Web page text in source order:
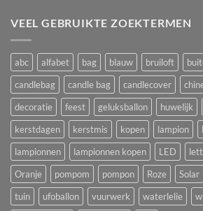
VEEL GEBRUIKTE ZOEKTERMEN
abc alfabet bag blauw bruiloft
candlebag
candle bag candlecover
decoratie
feest geluksballon huwelijk
kerstdagen
kerstmis kopen lampion
lampionnen
lampionnen kopen LED
Oranje
pompom pompon Roze Solar
tuin
ufoballon vuurwerk waterlelie